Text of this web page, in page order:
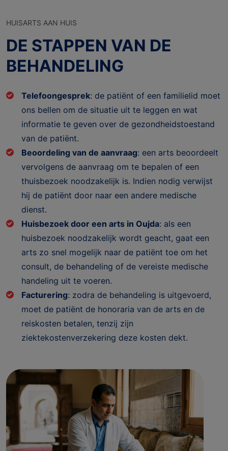
HUISARTS AAN HUIS
DE STAPPEN VAN DE
BEHANDELING
Telefoongesprek: de patiënt of een familielid moet
ons bellen om de situatie uit te leggen en wat
informatie te geven over de gezondheidstoestand
van de patiënt.
Beoordeling van de aanvraag: een arts beoordeelt
vervolgens de aanvraag om te bepalen of een
thuisbezoek noodzakelijk is. Indien nodig verwijst
hij de patiënt door naar een andere medische
dienst.
Huisbezoek door een arts in Oujda: als een
huisbezoek noodzakelijk wordt geacht, gaat een
arts zo snel mogelijk naar de patiënt toe om het
consult, de behandeling of de vereiste medische
handeling uit te voeren.
Facturering: zodra de behandeling is uitgevoerd,
moet de patiënt de honoraria van de arts en de
reiskosten betalen, tenzij zijn
ziektekostenverzekering deze kosten dekt.